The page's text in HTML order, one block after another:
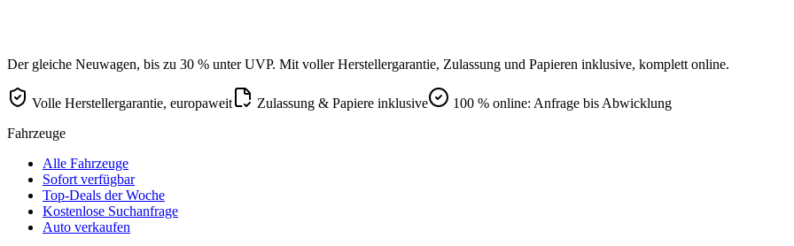
Der gleiche Neuwagen, bis zu 30 % unter UVP. Mit voller Herstellergarantie, Zulassung und Papieren inklusive, komplett online.
Volle Herstellergarantie, europaweit Zulassung & Papiere inklusive
100 % online: Anfrage bis Abwicklung
Fahrzeuge
Alle Fahrzeuge
Sofort verfügbar
Top-Deals der Woche
Kostenlose Suchanfrage
Auto verkaufen